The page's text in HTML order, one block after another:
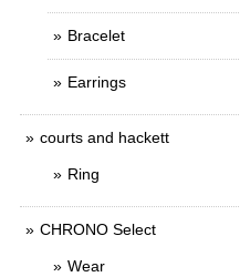
Bracelet
Earrings
courts and hackett
Ring
CHRONO Select
Wear